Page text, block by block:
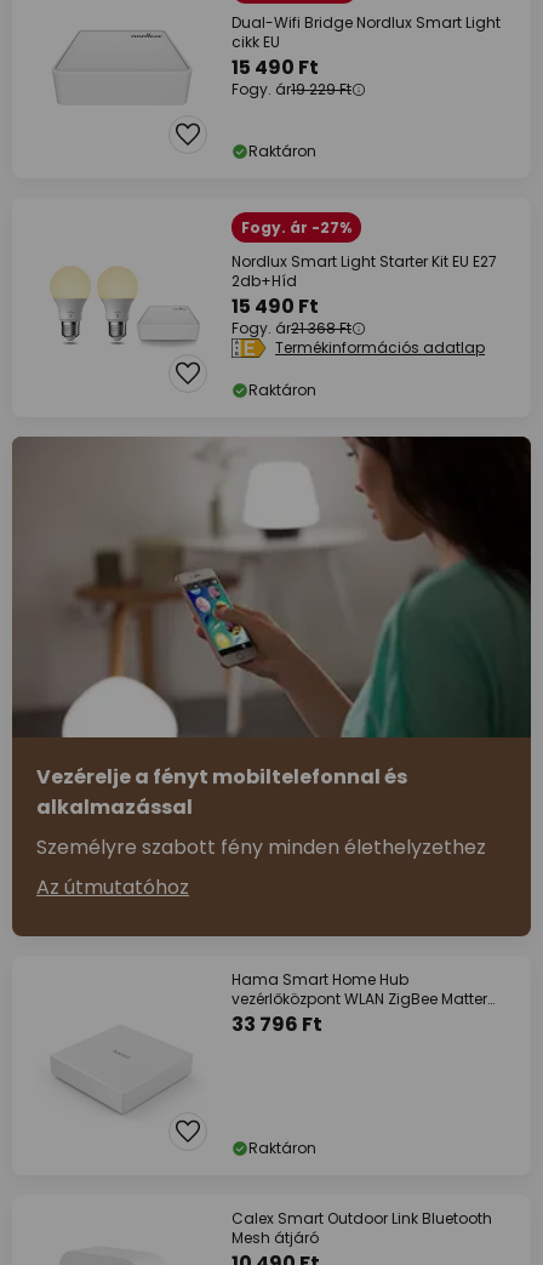
Dual-Wifi Bridge Nordlux Smart Light
cikk EU
15 490 Ft
Fogy. ár19 229 Ft
Raktáron
Fogy. ár -27%
Nordlux Smart Light Starter Kit EU E27
2db+Híd
15 490 Ft
Fogy. ár21 368 Ft
Termékinformációs adatlap
Raktáron
Vezérelje a fényt mobiltelefonnal és
alkalmazással
Személyre szabott fény minden élethelyzethez
Az útmutatóhoz
Hama Smart Home Hub
vezérlőközpont WLAN ZigBee Matter
Thread fehér
33 796 Ft
Raktáron
Calex Smart Outdoor Link Bluetooth
Mesh átjáró